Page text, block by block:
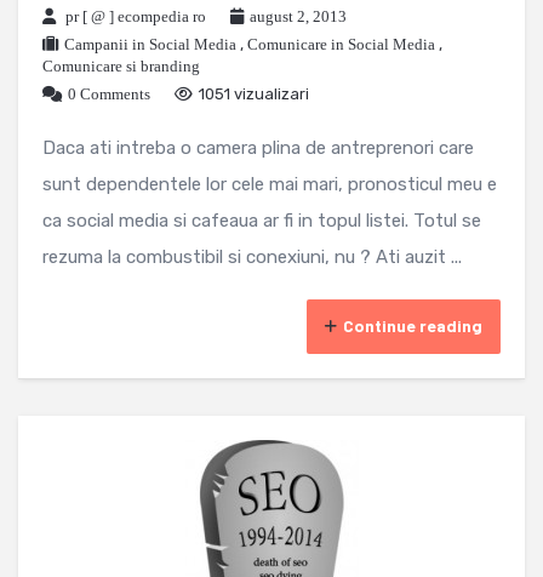
pr [ @ ] ecompedia ro
august 2, 2013
Campanii in Social Media , Comunicare in Social Media ,
Comunicare si branding
0 Comments
1051 vizualizari
Daca ati intreba o camera plina de antreprenori care
sunt dependentele lor cele mai mari, pronosticul meu e
ca social media si cafeaua ar fi in topul listei. Totul se
rezuma la combustibil si conexiuni, nu ? Ati auzit ...
Continue reading